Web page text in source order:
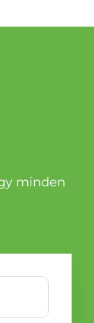
minden